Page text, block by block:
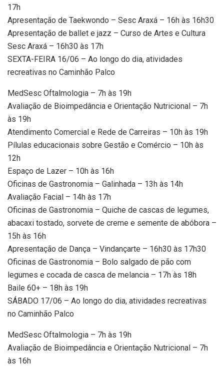
17h
Apresentação de Taekwondo – Sesc Araxá – 16h às 16h30
Apresentação de ballet e jazz – Curso de Artes e Cultura
Sesc Araxá – 16h30 às 17h
SEXTA-FEIRA 16/06 – Ao longo do dia, atividades
recreativas no Caminhão Palco
MedSesc Oftalmologia – 7h às 19h
Avaliação de Bioimpedância e Orientação Nutricional – 7h
às 19h
Atendimento Comercial e Rede de Carreiras – 10h às 19h
Pílulas educacionais sobre Gestão e Comércio – 10h às
12h
Espaço de Lazer – 10h às 16h
Oficinas de Gastronomia – Galinhada – 13h às 14h
Avaliação Facial – 14h às 17h
Oficinas de Gastronomia – Quiche de cascas de legumes,
abacaxi tostado, sorvete de creme e semente de abóbora –
15h às 16h
Apresentação de Dança – Vindançarte – 16h30 às 17h30
Oficinas de Gastronomia – Bolo salgado de pão com
legumes e cocada de casca de melancia – 17h às 18h
Baile 60+ – 18h às 19h
SÁBADO 17/06 – Ao longo do dia, atividades recreativas
no Caminhão Palco
MedSesc Oftalmologia – 7h às 19h
Avaliação de Bioimpedância e Orientação Nutricional – 7h
às 16h